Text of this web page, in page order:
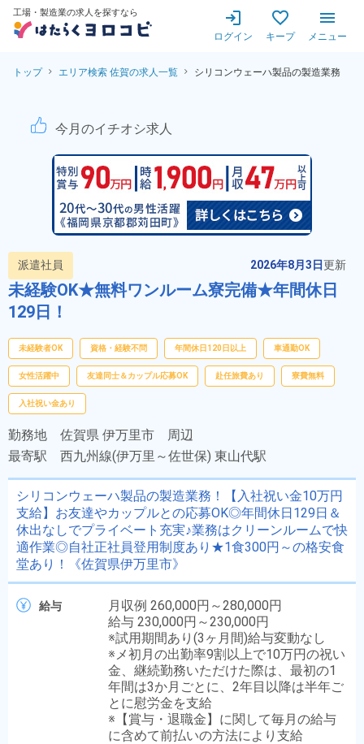
工場・製造業の求人を探すなら
ログイン キープ メニュー
トップ エリア検索 佐賀の求人一覧 シリコンウェーハ製品の製造業務
シリコンウェーハ製品の製
今月のイチオシ求人
派遣社員 2026年8月3日更新
未経験OK★無料ワンルーム寮完備★年間休日
129日！
未経験者OK 資格・経験不問 年間休日120日以上 車通勤OK
女性活躍中 友達同士＆カップル応募OK 赴任旅費あり 寮費無料
入社祝い金あり
勤務地 佐賀県 伊万里市 周辺
最寄駅 西九州線(伊万里～佐世保) 東山代駅
シリコンウェーハ製品の製造業務！【入社祝い金10万円
支給】お友達やカップルとの応募OK◎年間休日129日＆
休出なしでプライベート充実♪業務はクリーンルームで快
適作業◎自社正社員登用制度あり★1食300円～の格安食
堂あり！《佐賀県伊万里市》
給与
月収例 260,000円～280,000円
給与 230,000円～230,000円
※試用期間あり(3ヶ月間)給与変動なし
※メ初月の出勤率9割以上で10万円の祝い
金、継続勤務いただけた際は、最初の1
年間は3か月ごとに、2年目以降は半年ご
とに慰労金を支給
※【賞与・退職金】に関して毎月の給与
に含めて前払いの方法により支給